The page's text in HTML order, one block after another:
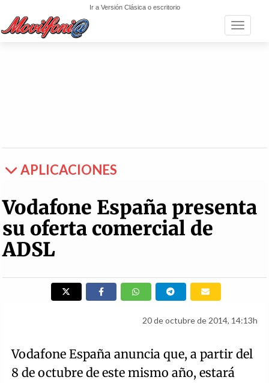
Ir a Versión Clásica o escritorio
Toggle
APLICACIONES
Vodafone España presenta
su oferta comercial de
ADSL
20 de octubre de 2014, 14:13h
Vodafone España anuncia que, a partir del
8 de octubre de este mismo año, estará